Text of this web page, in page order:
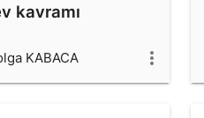
kavramı
KABACA